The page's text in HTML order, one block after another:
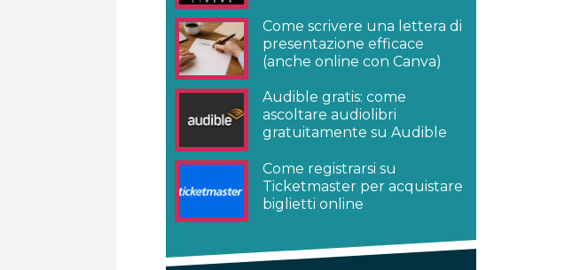
Come scrivere una lettera di
presentazione efficace
(anche online con Canva)
Audible gratis: come
ascoltare audiolibri
gratuitamente su Audible
Come registrarsi su
Ticketmaster per acquistare
biglietti online